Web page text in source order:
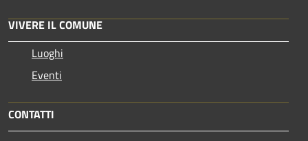
VIVERE IL COMUNE
Luoghi
Eventi
CONTATTI